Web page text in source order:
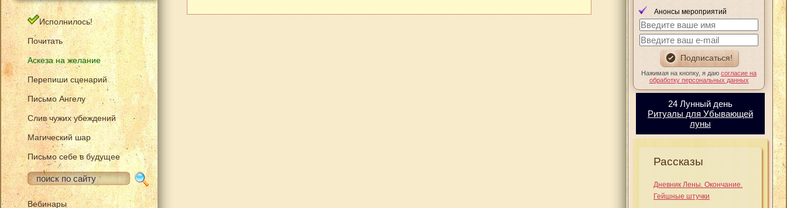
Исполнилось!
Почитать
Аскеза на желание
Перепиши сценарий
Письмо Ангелу
Слив чужих убеждений
Магический шар
Письмо себе в будущее
Вебинары
Анонсы мероприятий
Нажимая на кнопку, я даю согласие на
обработку персональных данных
24 Лунный день
Ритуалы для Убывающей
луны
Рассказы
Дневник Лены. Окончание.
Гейшные штучки